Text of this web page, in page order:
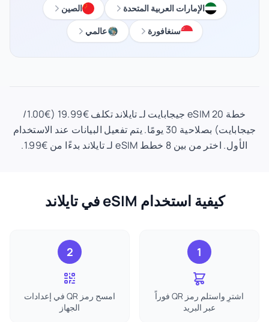
الإمارات العربية المتحدة
الصين
سنغافورة
عالمي
خطة eSIM 20 جيجابايت لـ تايلاند تكلف €19.99 (€1.00/
جيجابايت) بصلاحية 30 يومًا. يتم تفعيل البيانات عند الاستخدام
الأول. اختر من بين 8 خطط eSIM لـ تايلاند بدءًا من €1.99.
كيفية استخدام eSIM في تايلاند
1
اشترِ واستلم رمز QR فوراً
عبر البريد
2
امسح رمز QR في إعدادات
الجهاز